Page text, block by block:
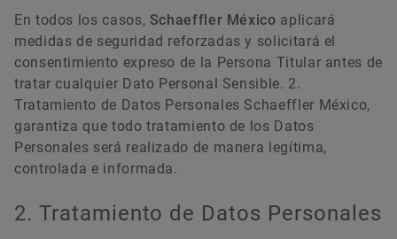
En todos los casos, Schaeffler México aplicará
medidas de seguridad reforzadas y solicitará el
consentimiento expreso de la Persona Titular antes de
tratar cualquier Dato Personal Sensible. 2.
Tratamiento de Datos Personales Schaeffler México,
garantiza que todo tratamiento de los Datos
Personales será realizado de manera legítima,
controlada e informada.
2. Tratamiento de Datos Personales